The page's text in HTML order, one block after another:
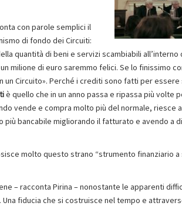
con parole semplici il
di fondo dei Circuiti:
quantità di beni e servizi scambiabili
milione di euro saremmo felici. Se lo finissimo
Circuito». Perché i crediti sono fatti per
è quello che in un anno passa e ripassa più volte
vende e compra molto più del normale, riesce
bancabile migliorando il fatturato e avendo a
molto questo strano “strumento finanziario a
– racconta Pirina – nonostante le apparenti
. Una fiducia che si costruisce nel tempo e